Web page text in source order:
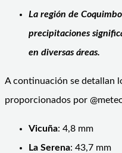
La región de
precipitaciones
en diversas áreas.
A continuación se detallan
proporcionados por
Vicuña: 4,8 mm
La Serena: 43,7 mm